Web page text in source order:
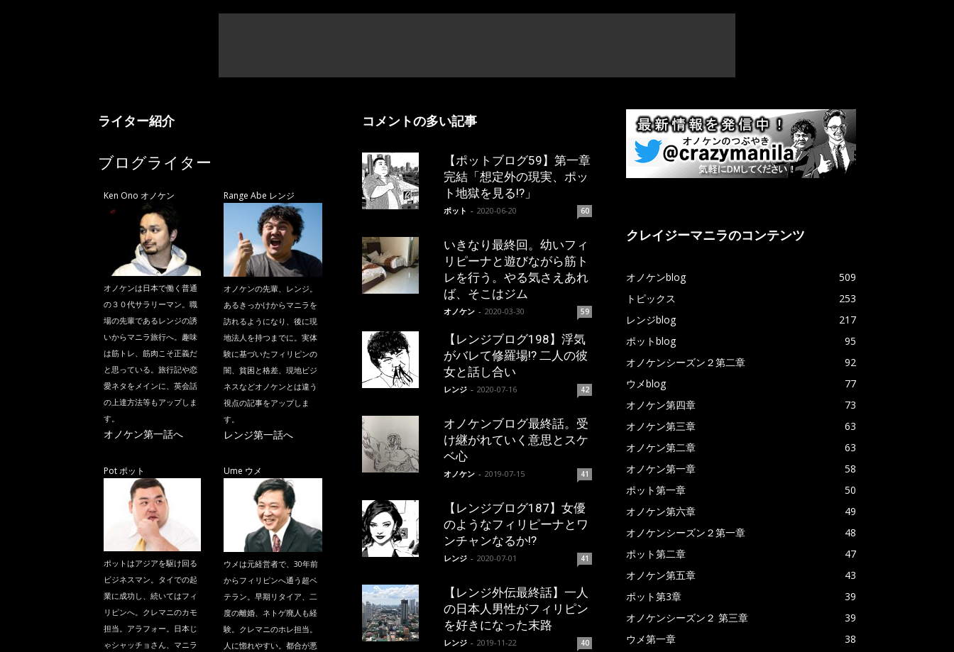
ライター紹介
ブログライター
Ken Ono オノケン
オノケンは日本で働く普通
の３０代サラリーマン。職
場の先輩であるレンジの誘
いからマニラ旅行へ。趣味
は筋トレ、筋肉こそ正義だ
と思っている。旅行記や恋
愛ネタをメインに、英会話
の上達方法等もアップしま
す。
オノケン第一話へ
Range Abe レンジ
オノケンの先輩、レンジ。
あるきっかけからマニラを
訪れるようになり、後に現
地法人を持つまでに。実体
験に基づいたフィリピンの
闇、貧困と格差、現地ビジ
ネスなどオノケンとは違う
視点の記事をアップしま
す。
レンジ第一話へ
Pot ポット
ポットはアジアを駆け回る
ビジネスマン。タイでの起
業に成功し、続いてはフィ
リピンへ。クレマニのカモ
担当。アラフォー。日本じ
ゃシャッチョさん、マニラ
Ume ウメ
ウメは元経営者で、30年前
からフィリピンへ通う超ベ
テラン。早期リタイア、二
度の離婚、ネトゲ廃人も経
験。クレマニのホレ担当。
人に惚れやすい。都合が悪
コメントの多い記事
【ポットブログ59】第一章
完結「想定外の現実、ポッ
ト地獄を見る!?」
ポット - 2020-06-20 60
いきなり最終回。幼いフィ
リピーナと遊びながら筋ト
レを行う。やる気さえあれ
ば、そこはジム
オノケン - 2020-03-30 59
【レンジブログ198】浮気
がバレて修羅場!? 二人の彼
女と話し合い
レンジ - 2020-07-16 42
オノケンブログ最終話。受
け継がれていく意思とスケ
ベ心
オノケン - 2019-07-15 41
【レンジブログ187】女優
のようなフィリピーナとワ
ンチャンなるか!?
レンジ - 2020-07-01 41
【レンジ外伝最終話】一人
の日本人男性がフィリピン
を好きになった末路
レンジ - 2019-11-22 40
クレイジーマニラのコンテンツ
オノケンblog
509
トピックス
253
レンジblog
217
ポットblog
95
オノケンシーズン２第二章
92
ウメblog
77
オノケン第四章
73
オノケン第三章
63
オノケン第二章
63
オノケン第一章
58
ポット第一章
50
オノケン第六章
49
オノケンシーズン２第一章
48
ポット第二章
47
オノケン第五章
43
ポット第3章
39
オノケンシーズン２ 第三章
39
ウメ第一章
38